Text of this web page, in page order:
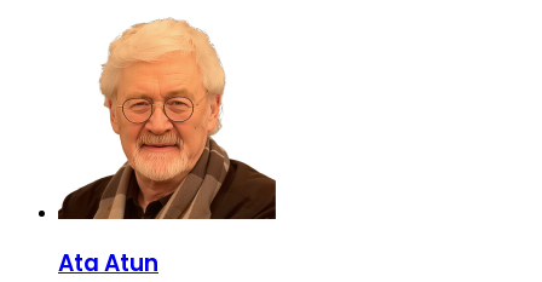
Ata Atun